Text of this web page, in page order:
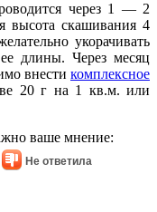
через 1 — 2
высота скашивания 4
укорачивать
длины. Через месяц
внести комплексное
20 г на 1 кв.м. или
ваше мнение:
Не ответила